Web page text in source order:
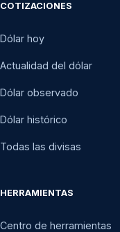
COTIZACIONES
Dólar hoy
Actualidad del dólar
Dólar observado
Dólar histórico
Todas las divisas
HERRAMIENTAS
Centro de herramientas